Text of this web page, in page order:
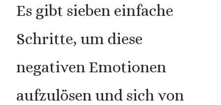
Es gibt sieben einfache
Schritte, um diese
negativen Emotionen
aufzulösen und sich von